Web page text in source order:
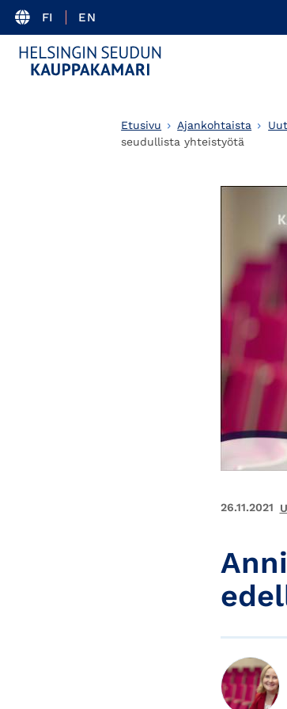
FI EN
Etusivu Ajankohtaista
seudullista yhteistyötä
26.11.2021